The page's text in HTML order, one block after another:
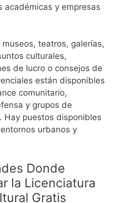
académicas y empresas
teatros, galerías,
culturales,
de lucro o consejos de
están disponibles
comunitario,
y grupos de
Hay puestos disponibles
urbanos y
Donde
la Licenciatura
Gratis